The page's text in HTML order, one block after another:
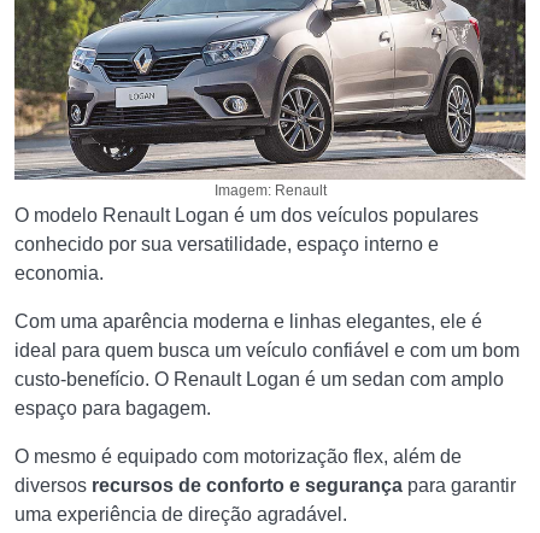
Imagem: Renault
O modelo Renault Logan é um dos veículos populares
conhecido por sua versatilidade, espaço interno e
economia.
Com uma aparência moderna e linhas elegantes, ele é
ideal para quem busca um veículo confiável e com um bom
custo-benefício. O Renault Logan é um sedan com amplo
espaço para bagagem.
O mesmo é equipado com motorização flex, além de
diversos recursos de conforto e segurança para garantir
uma experiência de direção agradável.